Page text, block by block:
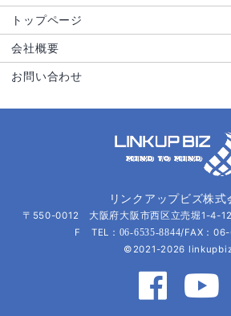
トップページ
会社概要
お問い合わせ
リンクアップビズ株式
〒550-0012 大阪府大阪市西区立売堀1-4-12
F TEL： 06-6535-8844/FAX：
©2021-2026